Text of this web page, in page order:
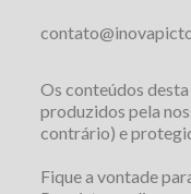
Os conteúdos desta
produzidos pela
contrário) e
Fique a vontade